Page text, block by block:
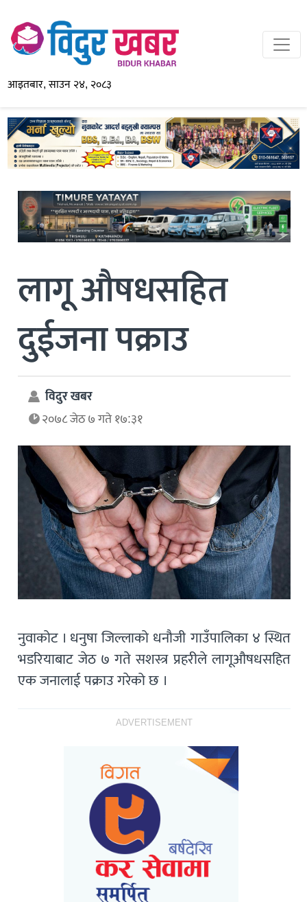
आइतबार, साउन २४, २०८३
लागू औषधसहित
दुईजना पक्राउ
विदुर खबर
२०७८ जेठ ७ गते १७:३१
नुवाकोट । धनुषा जिल्लाको धनौजी गाउँपालिका ४ स्थित
भडरियाबाट जेठ ७ गते सशस्त्र प्रहरीले लागूऔषधसहित
एक जनालाई पक्राउ गरेको छ ।
ADVERTISEMENT